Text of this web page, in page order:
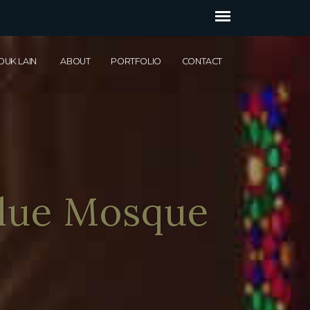
LAIN ABOUT PORTFOLIO CONTACT
Mosque